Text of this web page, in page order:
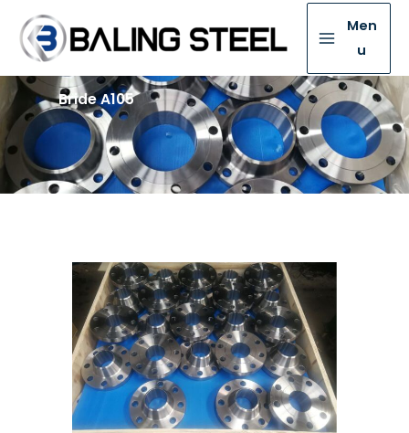
Men
u
Bride A105